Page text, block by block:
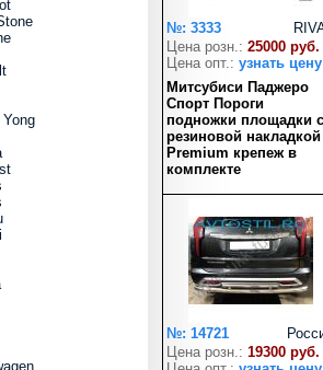
№: 3333
Цена розн.: 25000 руб.
Цена опт.: узнать цену
Митсубиси Паджеро
Спорт Пороги
подножки площадки с
резиновой накладкой
Premium крепеж в
комплекте
№: 14721
Цена розн.: 19300 руб.